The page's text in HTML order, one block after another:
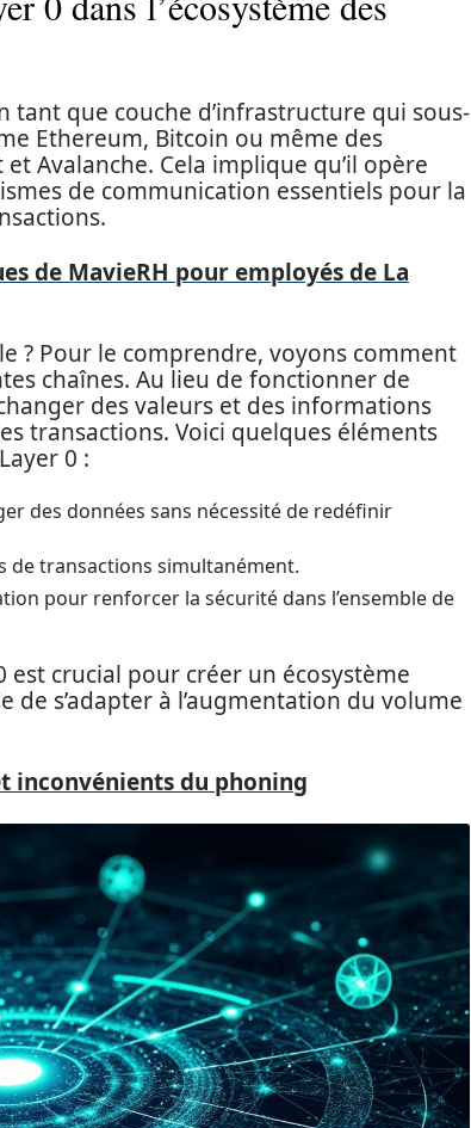
tant que couche d’infrastructure qui sous-
Ethereum, Bitcoin ou même des
Avalanche. Cela implique qu’il opère
de communication essentiels pour la
de MavieRH pour employés de La
? Pour le comprendre, voyons comment
chaînes. Au lieu de fonctionner de
des valeurs et des informations
transactions. Voici quelques éléments
0 :
des données sans nécessité de redéfinir
de transactions simultanément.
pour renforcer la sécurité dans l’ensemble de
crucial pour créer un écosystème
s’adapter à l’augmentation du volume
inconvénients du phoning